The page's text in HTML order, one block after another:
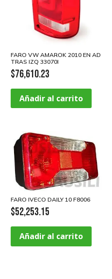
FARO VW AMAROK 2010 EN AD
TRAS IZQ 33070I
$76,610.23
Añadir al carrito
FARO IVECO DAILY 10 F8006
$52,253.15
Añadir al carrito